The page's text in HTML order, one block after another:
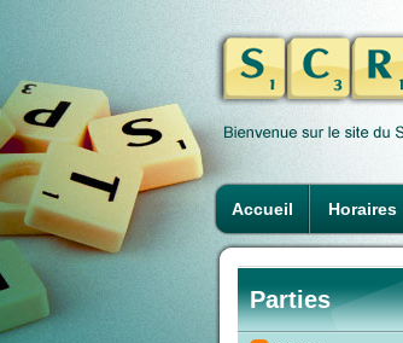
Accueil Horaires
Parties